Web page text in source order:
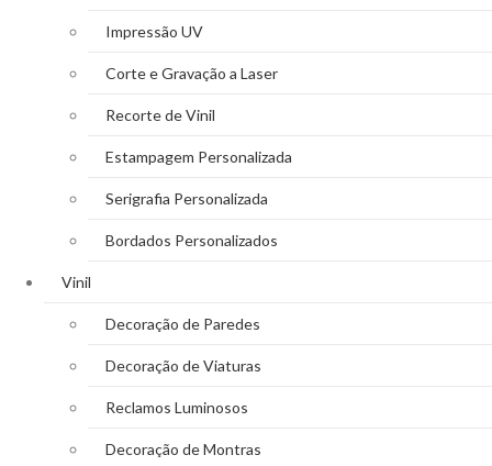
Impressão UV
Corte e Gravação a Laser
Recorte de Vinil
Estampagem Personalizada
Serigrafia Personalizada
Bordados Personalizados
Vinil
Decoração de Paredes
Decoração de Viaturas
Reclamos Luminosos
Decoração de Montras